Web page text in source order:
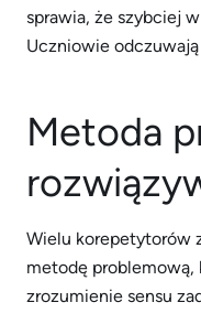
sprawia, że szybciej
Uczniowie
Metoda
Wielu korepetytorów
metodę problemową,
zrozumienie sensu